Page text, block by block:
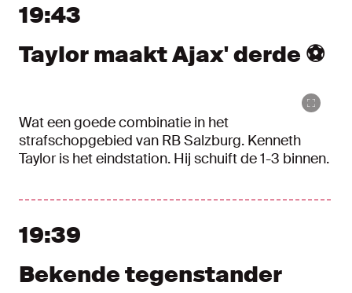
19:43
Taylor maakt Ajax' derde ⚽
Wat een goede combinatie in het
strafschopgebied van RB Salzburg. Kenneth
Taylor is het eindstation. Hij schuift de 1-3 binnen.
19:39
Bekende tegenstander